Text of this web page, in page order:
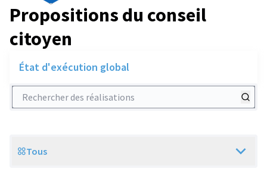
Propositions du conseil
citoyen
État d'exécution global
Rechercher des réalisations
Scope
Tous